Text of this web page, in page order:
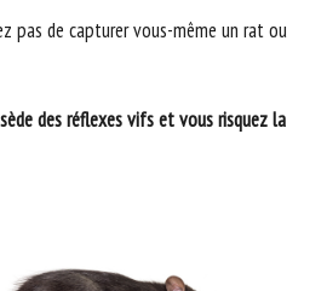
pas de capturer vous-même un rat ou
des réflexes vifs et vous risquez la